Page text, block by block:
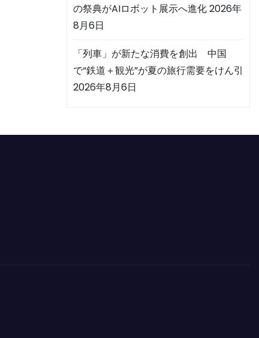
の祭典がAIロボット展示へ進化2026年
8月6日
「列車」が新たな消費を創出 中国
で“鉄道＋観光”が夏の旅行需要をけん引
2026年8月6日